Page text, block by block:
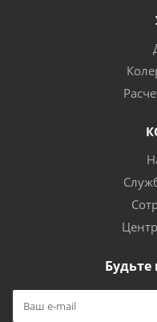
Будьте